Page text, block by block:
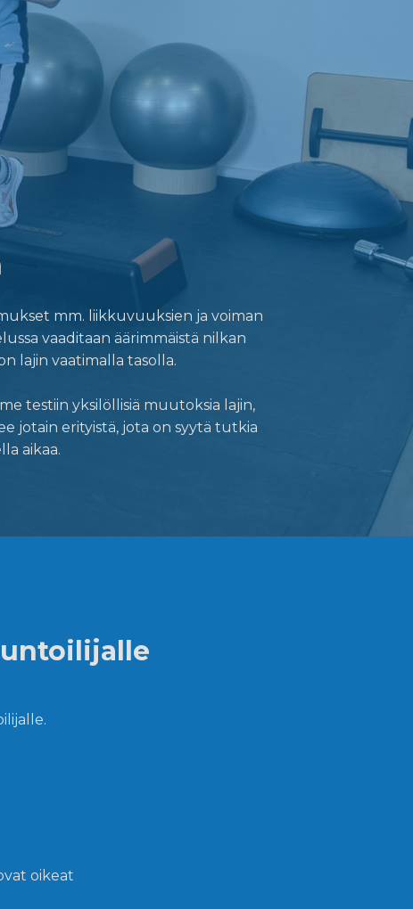
mm. liikkuvuuksien ja voiman
vaaditaan äärimmäistä nilkan
lajin vaatimalla tasolla.
testiin yksilöllisiä muutoksia lajin,
jotain erityistä, jota on syytä tutkia
aikaa.
oikeat